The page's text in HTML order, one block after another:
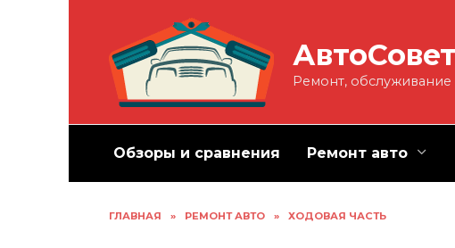
Ремонт,
Обзоры и сравнения Ремонт авто
ГЛАВНАЯ » РЕМОНТ АВТО » ХОДОВАЯ ЧАСТЬ